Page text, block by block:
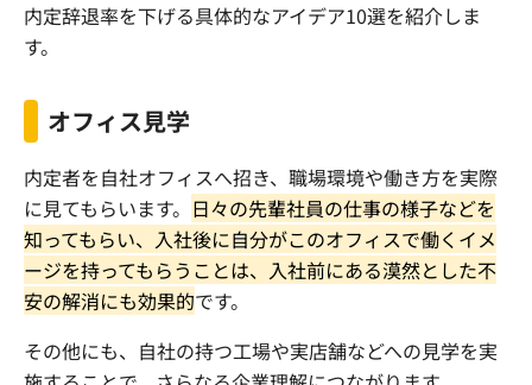
内定辞退率を下げる具体的なアイデア10選を紹介しま
す。
オフィス見学
内定者を自社オフィスへ招き、職場環境や働き方を実際
に見てもらいます。 日々の先輩社員の仕事の様子などを
知ってもらい、入社後に自分がこのオフィスで働くイメ
ージを持ってもらうことは、入社前にある漠然とした不
安の解消にも効果的です。
その他にも、自社の持つ工場や実店舗などへの見学を実